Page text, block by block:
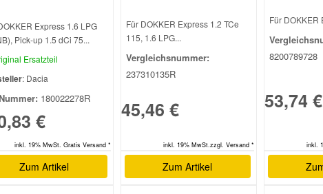
Express 1.6 LPG
Pick-up 1.5 dCi 75...
Ersatzteil
: Dacia
180022278R
€
inkl. 19% MwSt. Gratis Versand *
Zum Artikel
Für DOKKER Express 1.2 TCe
115, 1.6 LPG...
Vergleichsnummer:
237310135R
45,46 €
inkl. 19% MwSt.zzgl. Versand *
Zum Artikel
Für DOKKER
8200789728
53,74 €
inkl.